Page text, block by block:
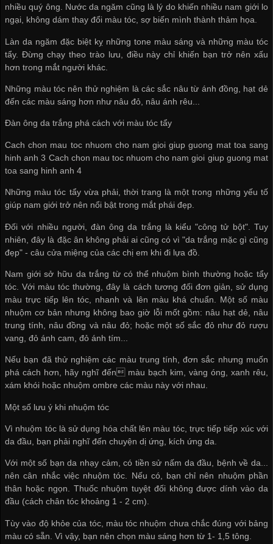
nhiều quý ông. Nước da ngăm cũng là lý do khiến nhiều nam giới lo
ngại, không dám thay đổi màu tóc, sợ biến mình thành thảm họa.
Làn da ngăm đặc biệt kỵ những tone màu sáng và những màu tóc
tẩy. Đừng chạy theo trào lưu, điều này chỉ khiến bạn trở nên xấu
hơn trong mắt người khác.
Những màu tóc nên thử nghiệm là các sắc nâu từ ánh đồng, hạt dẻ
đến các màu sáng hơn như nâu đỏ, nâu ánh rêu...
Đàn ông da trắng phá cách với màu tóc tẩy
Cach chon mau toc nhuom cho nam gioi giup guong mat toa sang
hinh anh 3 Cach chon mau toc nhuom cho nam gioi giup guong mat
toa sang hinh anh 4
Những màu tóc tẩy vừa phải, thời trang là một trong những yếu tố
giúp nam giới trở nên nổi bật trong mắt phái đẹp.
Đối với nhiều người, đàn ông da trắng là kiểu "công tử bột". Tuy
nhiên, đây là đặc ân không phải ai cũng có vì "da trắng mặc gì cũng
đẹp" - câu cửa miệng của các chị em khi đi lựa đồ.
Nam giới sở hữu da trắng từ có thể nhuộm bình thường hoặc tẩy
tóc. Với màu tóc thường, đây là cách tương đối đơn giản, sử dụng
màu trực tiếp lên tóc, nhanh và lên màu khá chuẩn. Một số màu
nhuộm cơ bản nhưng không bao giờ lỗi mốt gồm: nâu hạt dẻ, nâu
trung tính, nâu đồng và nâu đỏ; hoặc một số sắc đỏ như đỏ rượu
vang, đỏ ánh cam, đỏ ánh tím...
Nếu bạn đã thử nghiệm các màu trung tính, đơn sắc nhưng muốn
phá cách hơn, hãy nghĩ đến màu bạch kim, vàng óng, xanh rêu,
xám khói hoặc nhuộm ombre các màu này với nhau.
Một số lưu ý khi nhuộm tóc
Vì nhuộm tóc là sử dụng hóa chất lên màu tóc, trực tiếp tiếp xúc với
da đầu, bạn phải nghĩ đến chuyện dị ứng, kích ứng da.
Với một số bạn da nhạy cảm, có tiền sử nấm da đầu, bệnh về da...
nên cân nhắc việc nhuộm tóc. Nếu có, bạn chỉ nên nhuộm phần
thân hoặc ngọn. Thuốc nhuộm tuyệt đối không được dính vào da
đầu (cách chân tóc khoảng 1 - 2 cm).
Tùy vào độ khỏe của tóc, màu tóc nhuộm chưa chắc đúng với bảng
màu có sẵn. Vì vậy, bạn nên chọn màu sáng hơn từ 1- 1,5 tông.